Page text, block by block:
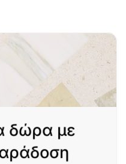
δώρα με